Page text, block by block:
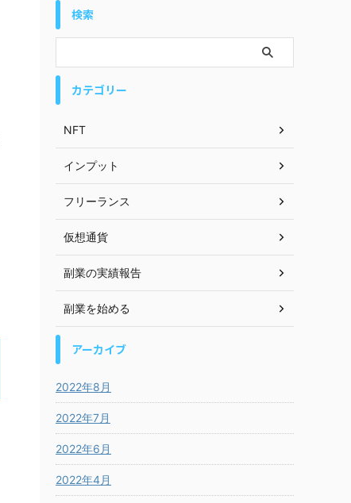
検索
カテゴリー
NFT
インプット
フリーランス
仮想通貨
副業の実績報告
副業を始める
アーカイブ
2022年8月
2022年7月
2022年6月
2022年4月